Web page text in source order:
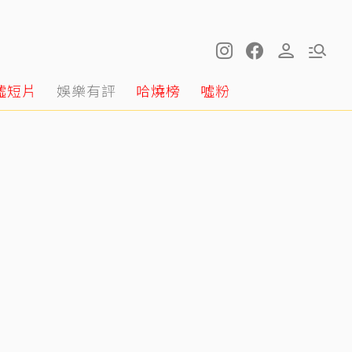
短片 娛樂有評 哈燒榜 噓粉